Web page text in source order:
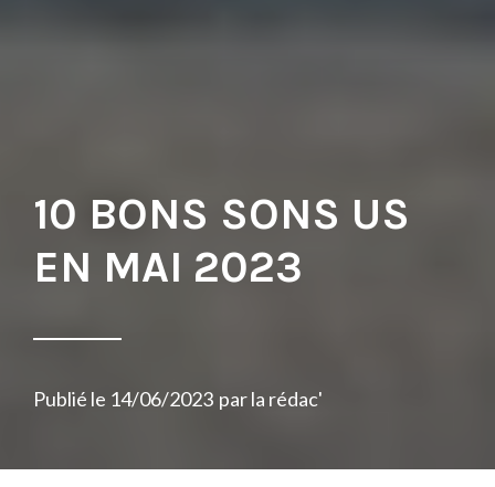
10 BONS SONS US
EN MAI 2023
Publié le 14/06/2023 parla rédac'